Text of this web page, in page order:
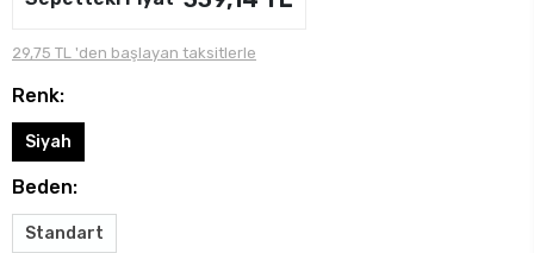
29,75 TL 'den başlayan taksitlerle
Renk:
Siyah
Beden:
Standart